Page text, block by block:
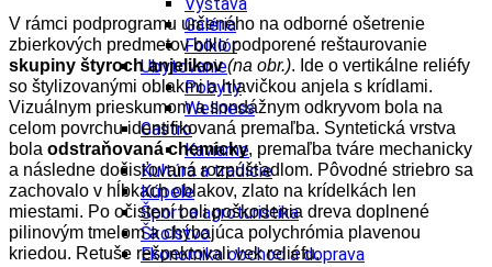
Galéria
Folklór
Ubytovanie
Pobyty
Wellness
Gastro
Kaviarne
Kultúra a tradície
Kúpele
Šport a agroturistika
Školstvo
Ekonomika obchod a doprava
V rámci podprogramu určeného na odborné ošetrenie
zbierkových predmetov bolo podporené reštaurovanie
skupiny štyroch anjelikov(na obr.). Ide o vertikálne reliéfy
so štylizovanými oblakmi a hlavičkou anjela s krídlami.
Vizuálnym prieskumom a sondážnym odkryvom bola na
celom povrchu identifikovaná premaľba. Syntetická vrstva
bola odstraňovaná chemicky, premaľba tváre mechanicky
a následne dočisťovaná rozpúšťadlom. Pôvodné striebro sa
zachovalo v hĺbkach oblakov, zlato na krídelkách len
miestami. Po očistení boli poškodenia dreva doplnené
pilinovým tmelom a chýbajúca polychrómia plavenou
kriedou. Retuše rešpektovali vek reliéfu.